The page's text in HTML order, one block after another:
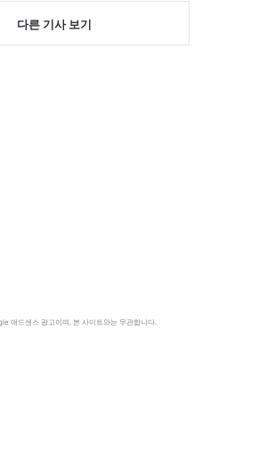
다른 기사 보기
애드센스 광고이며, 본 사이트와는 무관합니다.